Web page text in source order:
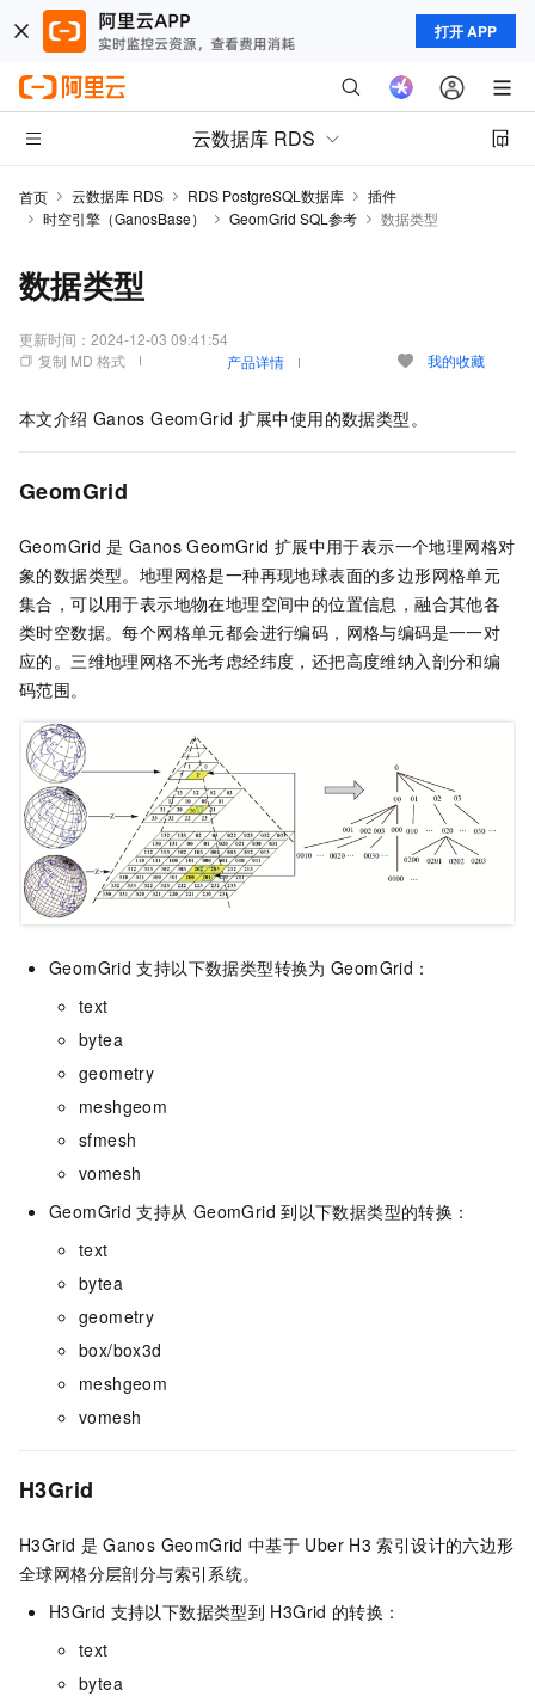
打开 APP
云数据库 RDS
首页 云数据库 RDS RDS PostgreSQL数据库
插件
时空引擎（GanosBase）
GeomGrid SQL参考 数据类型
数据类型
更新时间： 2024-12-03 09:41:54
复制 MD 格式
产品详情 我的收藏
本文介绍 Ganos GeomGrid 扩展中使用的数据类型。
GeomGrid
GeomGrid 是 GanosGeomGrid 扩展中用于表示一个地理网格对
象的数据类型。地理网格是一种再现地球表面的多边形网格单元
集合，可以用于表示地物在地理空间中的位置信息，融合其他各
类时空数据。每个网格单元都会进行编码，网格与编码是一一对
应的。三维地理网格不光考虑经纬度，还把高度维纳入剖分和编
码范围。
GeomGrid 支持以下数据类型转换为 GeomGrid：
text
bytea
geometry
meshgeom
sfmesh
vomesh
GeomGrid 支持从 GeomGrid 到以下数据类型的转换：
text
bytea
geometry
box/box3d
meshgeom
vomesh
H3Grid
H3Grid 是 Ganos GeomGrid 中基于 Uber H3 索引设计的六边形
全球网格分层剖分与索引系统。
H3Grid 支持以下数据类型到 H3Grid 的转换：
text
bytea